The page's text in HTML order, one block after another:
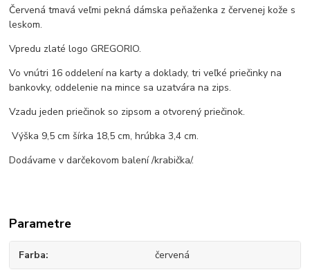
Červená tmavá veľmi pekná dámska peňaženka z červenej kože s
leskom.
Vpredu zlaté logo GREGORIO.
Vo vnútri 16 oddelení na karty a doklady, tri veľké priečinky na
bankovky, oddelenie na mince sa uzatvára na zips.
Vzadu jeden priečinok so zipsom a otvorený priečinok.
Výška 9,5 cm šírka 18,5 cm, hrúbka 3,4 cm.
Dodávame v darčekovom balení /krabička/.
Parametre
Farba červená